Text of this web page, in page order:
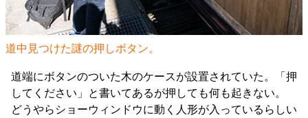
道中見つけた謎の押しボタン。
道端にボタンのついた木のケースが設置されていた。「押
してください」と書いてあるが押しても何も起きない。
どうやらショーウィンドウに動く人形が入っているらしい